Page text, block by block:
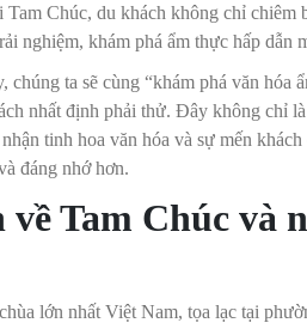
Chúc, du khách không chỉ chiêm
nghiệm, khám phá ẩm thực hấp dẫn
chúng ta sẽ cùng “khám phá văn hóa
nhất định phải thử. Đây không chỉ
tinh hoa văn hóa và sự mến
đáng nhớ hơn.
về Tam Chúc và
lớn nhất Việt Nam, tọa lạc tại